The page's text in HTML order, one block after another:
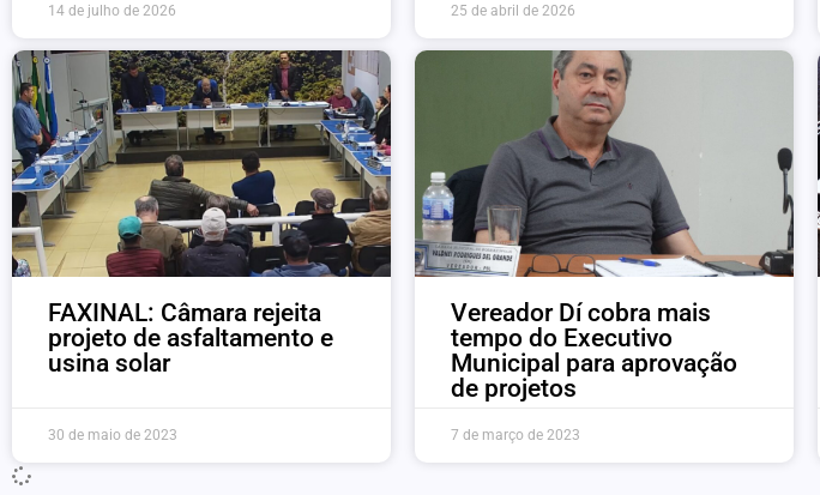
14 de julho de 2026 25 de abril de 2026
FAXINAL: Câmara rejeita
projeto de asfaltamento e
usina solar
30 de maio de 2023
Vereador Dí cobra mais
tempo do Executivo
Municipal para aprovação
de projetos
7 de março de 2023